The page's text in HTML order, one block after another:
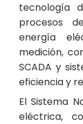
tecnología
procesos
energía
medición,
SCADA y
eficiencia y
El Sistema
eléctrica,